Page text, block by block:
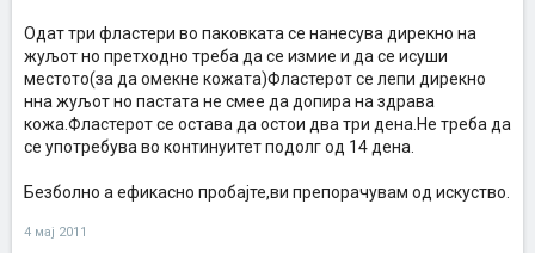
Одат три фластери во паковката се нанесува дирекно на
жуљот но претходно треба да се измие и да се исуши
местото(за да омекне кожата)Фластерот се лепи дирекно
нна жуљот но пастата не смее да допира на здрава
кожа.Фластерот се остава да остои два три дена.Не треба да
се употребува во континуитет подолг од 14 дена.
Безболно а ефикасно пробајте,ви препорачувам од искуство.
4 мај 2011